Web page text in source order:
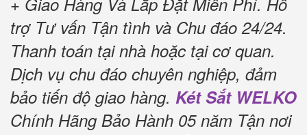
trợ Tư vấn Tận tình và Chu đáo 24/24.
Thanh toán tại nhà hoặc tại cơ quan.
Dịch vụ chu đáo chuyên nghiệp, đảm
bảo tiến độ giao hàng. Két Sắt WELKO
Chính Hãng Bảo Hành 05 năm Tận nơi